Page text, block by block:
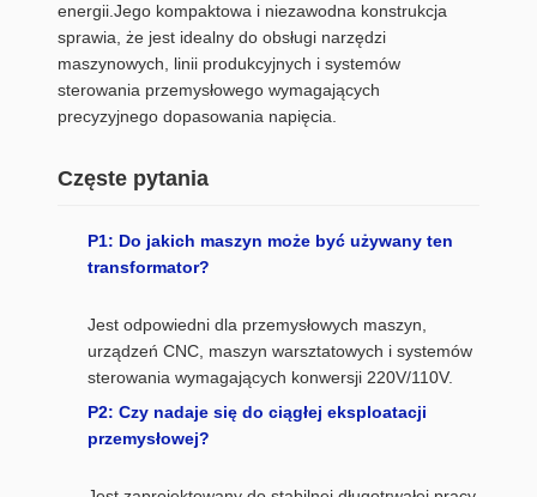
energii.Jego kompaktowa i niezawodna konstrukcja
sprawia, że jest idealny do obsługi narzędzi
maszynowych, linii produkcyjnych i systemów
sterowania przemysłowego wymagających
precyzyjnego dopasowania napięcia.
Częste pytania
P1: Do jakich maszyn może być używany ten
transformator?
Jest odpowiedni dla przemysłowych maszyn,
urządzeń CNC, maszyn warsztatowych i systemów
sterowania wymagających konwersji 220V/110V.
P2: Czy nadaje się do ciągłej eksploatacji
przemysłowej?